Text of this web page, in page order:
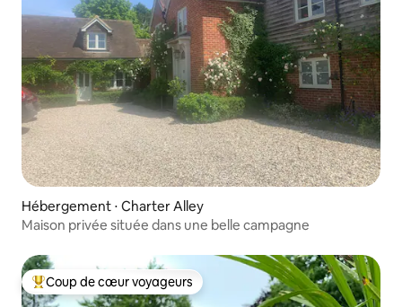
Hébergement ⋅ Charter Alley
Maison privée située dans une belle campagne
Coups de cœur voyageurs les plus appréciés
Coup de cœur voyageurs